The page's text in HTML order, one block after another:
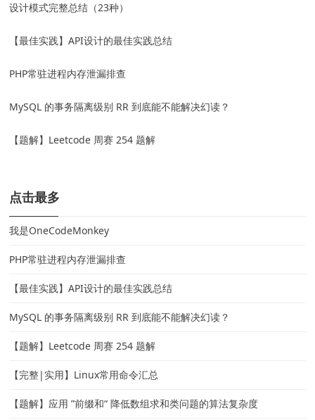
设计模式完整总结（23种）
【最佳实践】API设计的最佳实践总结
PHP常驻进程内存泄漏排查
MySQL 的事务隔离级别 RR 到底能不能解决幻读？
【题解】Leetcode 周赛 254 题解
点击最多
我是OneCodeMonkey
PHP常驻进程内存泄漏排查
【最佳实践】API设计的最佳实践总结
MySQL 的事务隔离级别 RR 到底能不能解决幻读？
【题解】Leetcode 周赛 254 题解
【完整|实用】Linux常用命令汇总
【题解】应用 ”前缀和“ 降低数组求和类问题的算法复杂度